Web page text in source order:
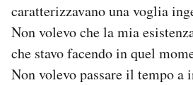
caratterizzavano una voglia
Non volevo che la mia
che stavo facendo in quel
Non volevo passare il tempo a